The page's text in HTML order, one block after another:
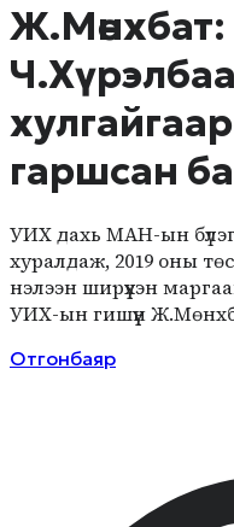
гаршсан
УИХ дахь МАН-ын
хуралдаж, 2019 оны
нэлээн ширүүхэн
УИХ-ын гишүүн
Отгонбаяр